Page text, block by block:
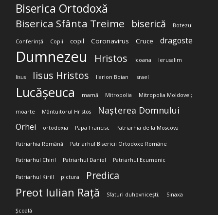
Biserica Ortodoxă
Biserica Sfânta Treime biserică Botezul
Conferință Copii copil Coronavirus Cruce dragoste
Dumnezeu Hristos Icoana Ierusalim
Iisus Iisus Hristos Ilarion Boian Israel
Lucășeuca mamă Mitropolia Mitropolia Moldovei;
moarte Mântuitorul Hristos Nașterea Domnului
Orhei ortodoxia Papa Francisc Patriarhia de la Moscova
Patriarhia Română Patriarhul Bisericii Ortodoxe Române
Patriarhul Chiril Patriarhul Daniel Patriarhul Ecumenic
Patriarhul Kirill pictura Predica
Preot Iulian Rață Sfaturi duhovnicești; Sinaxa
Școală